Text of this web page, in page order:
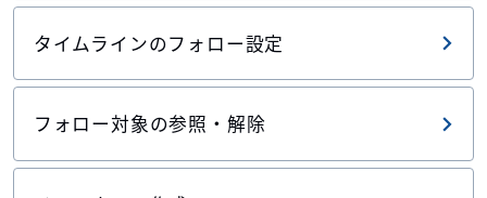
タイムラインのフォロー設定
フォロー対象の参照・解除